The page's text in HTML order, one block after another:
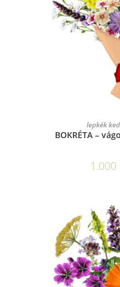
lepkék
BOKRÉTA –
1.000